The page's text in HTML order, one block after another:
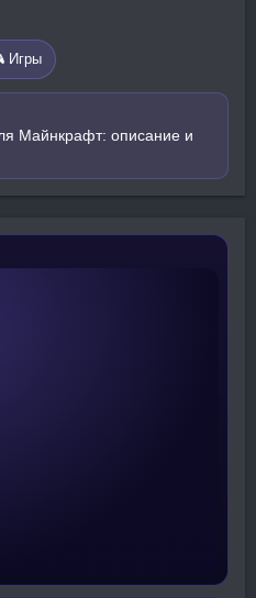
Игры
Майнкрафт: описание и